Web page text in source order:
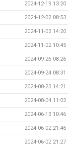
2024-12-19 13:20
2024-12-02 08:53
2024-11-03 14:20
2024-11-02 10:45
2024-09-26 08:26
2024-09-24 08:31
2024-08-23 14:21
2024-08-04 11:02
2024-06-13 10:46
2024-06-02 21:46
2024-06-02 21:27